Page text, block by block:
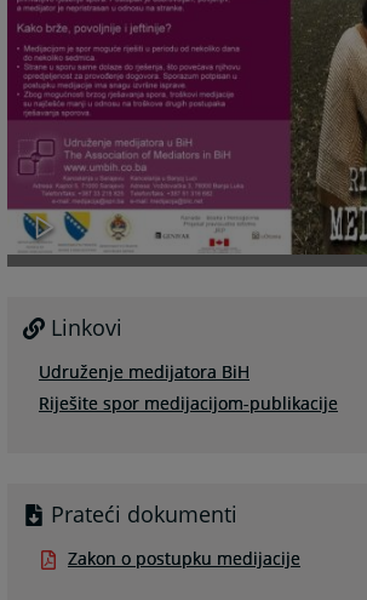
Linkovi
Udruženje medijatora BiH
Riješite spor medijacijom-publikacije
Prateći dokumenti
Zakon o postupku medijacije